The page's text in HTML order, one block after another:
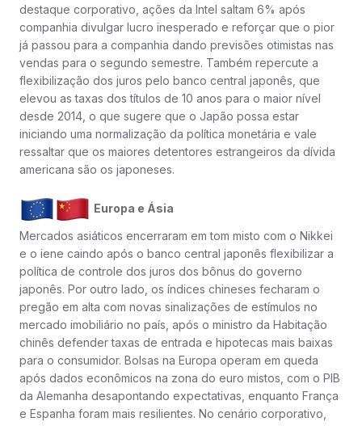
destaque corporativo, ações da Intel saltam 6% após
companhia divulgar lucro inesperado e reforçar que o pior
já passou para a companhia dando previsões otimistas nas
vendas para o segundo semestre. Também repercute a
flexibilização dos juros pelo banco central japonês, que
elevou as taxas dos títulos de 10 anos para o maior nível
desde 2014, o que sugere que o Japão possa estar
iniciando uma normalização da política monetária e vale
ressaltar que os maiores detentores estrangeiros da dívida
americana são os japoneses.
Europa e Ásia
Mercados asiáticos encerraram em tom misto com o Nikkei
e o iene caindo após o banco central japonês flexibilizar a
política de controle dos juros dos bônus do governo
japonês. Por outro lado, os índices chineses fecharam o
pregão em alta com novas sinalizações de estímulos no
mercado imobiliário no país, após o ministro da Habitação
chinês defender taxas de entrada e hipotecas mais baixas
para o consumidor. Bolsas na Europa operam em queda
após dados econômicos na zona do euro mistos, com o PIB
da Alemanha desapontando expectativas, enquanto França
e Espanha foram mais resilientes. No cenário corporativo,